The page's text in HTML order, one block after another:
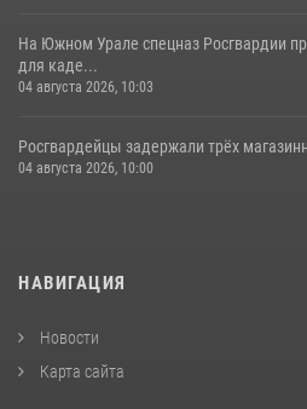
На Южном Урале спецназ Росгвардии
для каде...
04 августа 2026, 10:03
Росгвардейцы задержали трёх
04 августа 2026, 10:00
НАВИГАЦИЯ
Новости
Карта сайта